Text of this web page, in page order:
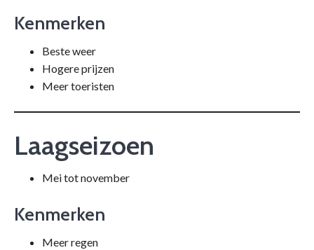
Kenmerken
Beste weer
Hogere prijzen
Meer toeristen
Laagseizoen
Mei tot november
Kenmerken
Meer regen